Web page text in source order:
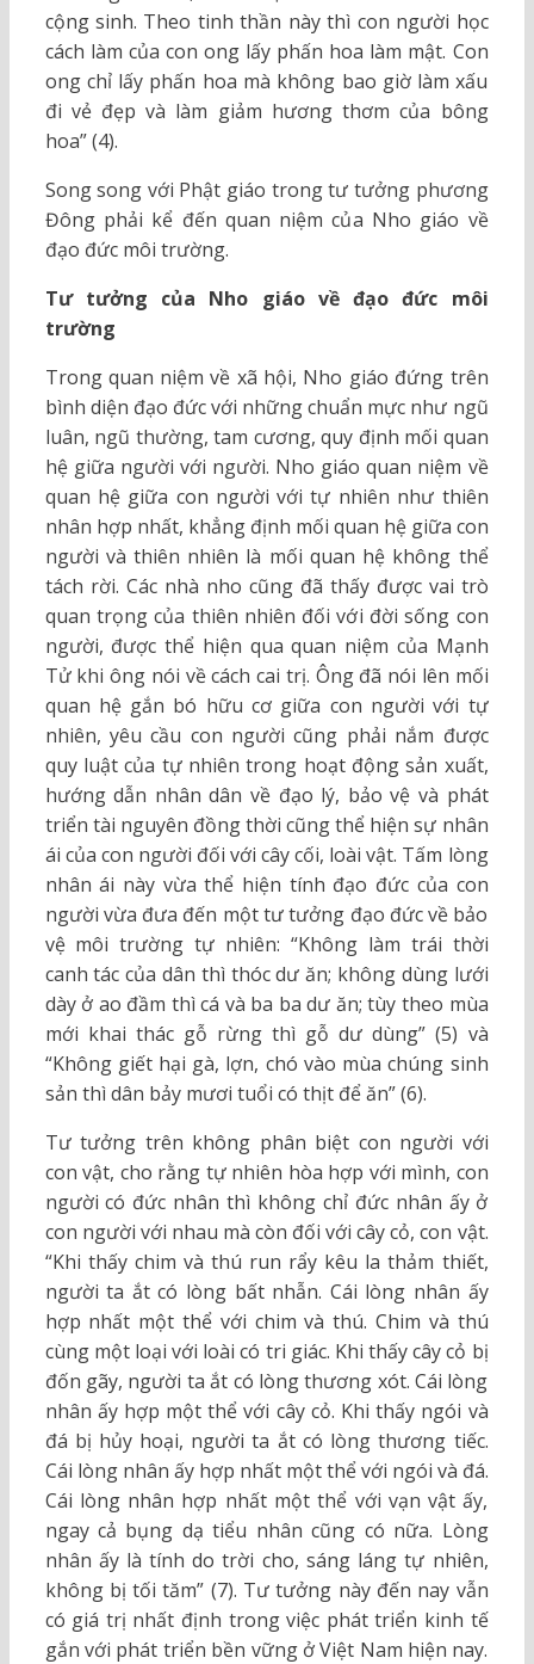
cộng sinh. Theo tinh thần này thì con người học
cách làm của con ong lấy phấn hoa làm mật. Con
ong chỉ lấy phấn hoa mà không bao giờ làm xấu
đi vẻ đẹp và làm giảm hương thơm của bông
hoa” (4).
Song song với Phật giáo trong tư tưởng phương
Đông phải kể đến quan niệm của Nho giáo về
đạo đức môi trường.
Tư tưởng của Nho giáo về đạo đức môi
trường
Trong quan niệm về xã hội, Nho giáo đứng trên
bình diện đạo đức với những chuẩn mực như ngũ
luân, ngũ thường, tam cương, quy định mối quan
hệ giữa người với người. Nho giáo quan niệm về
quan hệ giữa con người với tự nhiên như thiên
nhân hợp nhất, khẳng định mối quan hệ giữa con
người và thiên nhiên là mối quan hệ không thể
tách rời. Các nhà nho cũng đã thấy được vai trò
quan trọng của thiên nhiên đối với đời sống con
người, được thể hiện qua quan niệm của Mạnh
Tử khi ông nói về cách cai trị. Ông đã nói lên mối
quan hệ gắn bó hữu cơ giữa con người với tự
nhiên, yêu cầu con người cũng phải nắm được
quy luật của tự nhiên trong hoạt động sản xuất,
hướng dẫn nhân dân về đạo lý, bảo vệ và phát
triển tài nguyên đồng thời cũng thể hiện sự nhân
ái của con người đối với cây cối, loài vật. Tấm lòng
nhân ái này vừa thể hiện tính đạo đức của con
người vừa đưa đến một tư tưởng đạo đức về bảo
vệ môi trường tự nhiên: “Không làm trái thời
canh tác của dân thì thóc dư ăn; không dùng lưới
dày ở ao đầm thì cá và ba ba dư ăn; tùy theo mùa
mới khai thác gỗ rừng thì gỗ dư dùng” (5) và
“Không giết hại gà, lợn, chó vào mùa chúng sinh
sản thì dân bảy mươi tuổi có thịt để ăn” (6).
Tư tưởng trên không phân biệt con người với
con vật, cho rằng tự nhiên hòa hợp với mình, con
người có đức nhân thì không chỉ đức nhân ấy ở
con người với nhau mà còn đối với cây cỏ, con vật.
“Khi thấy chim và thú run rẩy kêu la thảm thiết,
người ta ắt có lòng bất nhẫn. Cái lòng nhân ấy
hợp nhất một thể với chim và thú. Chim và thú
cùng một loại với loài có tri giác. Khi thấy cây cỏ bị
đốn gãy, người ta ắt có lòng thương xót. Cái lòng
nhân ấy hợp một thể với cây cỏ. Khi thấy ngói và
đá bị hủy hoại, người ta ắt có lòng thương tiếc.
Cái lòng nhân ấy hợp nhất một thể với ngói và đá.
Cái lòng nhân hợp nhất một thể với vạn vật ấy,
ngay cả bụng dạ tiểu nhân cũng có nữa. Lòng
nhân ấy là tính do trời cho, sáng láng tự nhiên,
không bị tối tăm” (7). Tư tưởng này đến nay vẫn
có giá trị nhất định trong việc phát triển kinh tế
gắn với phát triển bền vững ở Việt Nam hiện nay.